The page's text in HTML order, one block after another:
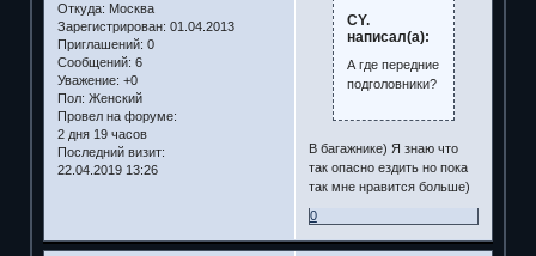
Откуда: Москва
Зарегистрирован: 01.04.2013
Приглашений: 0
Сообщений: 6
Уважение: +0
Пол: Женский
Провел на форуме:
2 дня 19 часов
Последний визит:
22.04.2019 13:26
CY.
написал(а):
А где передние
подголовники?
В багажнике) Я знаю что
так опасно ездить но пока
так мне нравится больше)
0